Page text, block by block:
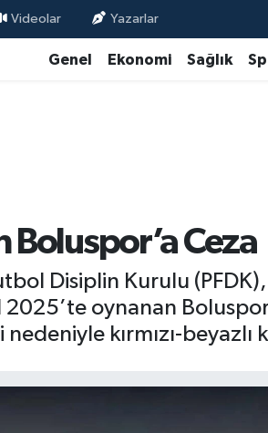
Videolar Yazarlar
Genel Ekonomi Sağlık
Boluspor’a Ceza
Disiplin Kurulu
oynanan
kırmızı-